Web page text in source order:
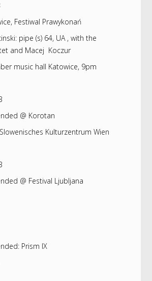
Festiwal Prawykonań
pipe (s) 64, UA , with the
and Macej Koczur
music hall Katowice, 9pm
@ Korotan
Kulturzentrum Wien
@ Festival Ljubljana
Prism IX